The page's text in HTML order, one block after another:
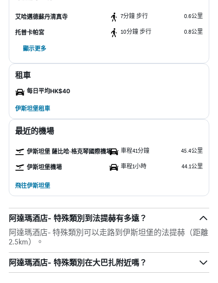
艾哈邁德蘇丹清真寺 7分鐘 步行 0.6公里
托普卡帕宮 10分鐘 步行 0.8公里
顯示更多
租車
每日平均HK$40
伊斯坦堡租車
最近的機場
伊斯坦堡 薩比哈·格克琴國際機場 車程41分鐘 45.4公里
伊斯坦堡機場 車程1小時 44.1公里
飛往伊斯坦堡
阿達瑪酒店- 特殊類別到法提赫有多遠？
阿達瑪酒店- 特殊類別可以走路到伊斯坦堡的法提赫（距離
2.5km）。
阿達瑪酒店- 特殊類別在大巴扎附近嗎？